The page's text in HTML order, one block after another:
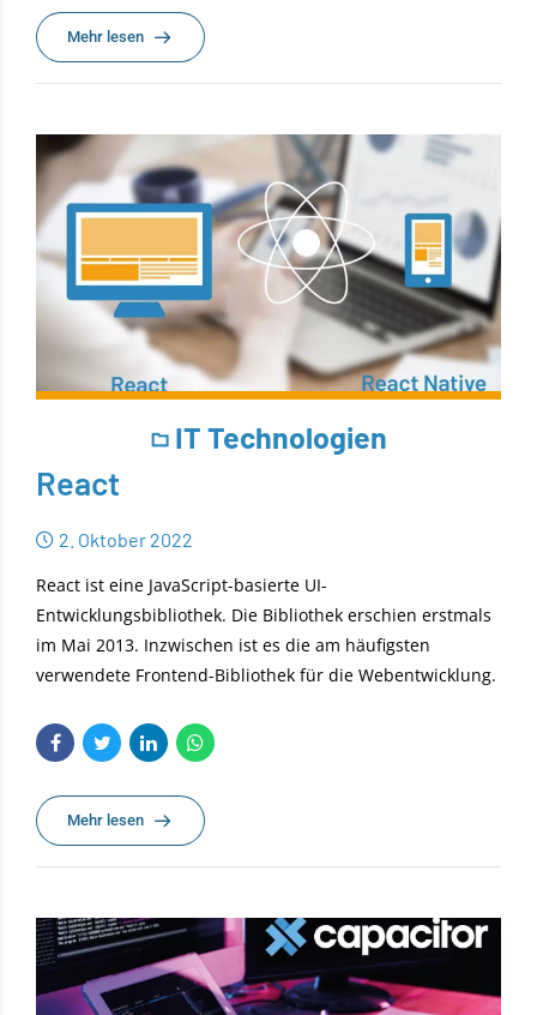
Mehr lesen
IT Technologien
React
2. Oktober 2022
React ist eine JavaScript-basierte UI-
Entwicklungsbibliothek. Die Bibliothek erschien erstmals
im Mai 2013. Inzwischen ist es die am häufigsten
verwendete Frontend-Bibliothek für die Webentwicklung.
Mehr lesen